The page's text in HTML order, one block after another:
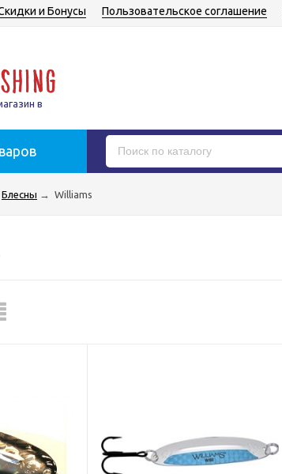
и Бонусы Пользовательское соглашение
в
Блесны → Williams